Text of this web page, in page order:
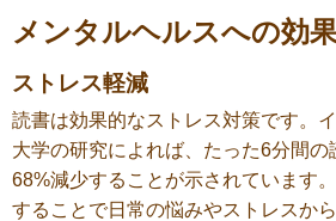
メンタルヘルスへの効
ストレス軽減
読書は効果的なストレス対策です。
大学の研究によれば、たった6分間
68%減少することが示されています
することで日常の悩みやストレスか